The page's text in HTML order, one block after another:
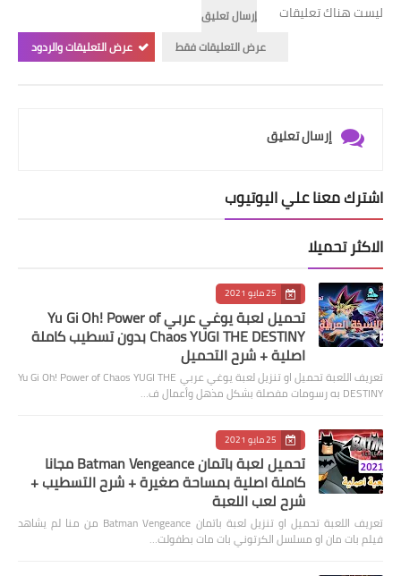
ليست هناك تعليقات
إرسال تعليق
عرض التعليقات فقط
عرض التعليقات والردود
إرسال تعليق
اشترك معنا علي اليوتيوب
الاكثر تحميلا
25 مايو 2021
تحميل لعبة يوغي عربي Yu Gi Oh! Power of
Chaos YUGI THE DESTINY بدون تسطيب كاملة
اصلية + شرح التحميل
تعريف اللعبة تحميل او تنزيل لعبة يوغي عربي Yu Gi Oh! Power of Chaos YUGI THE
DESTINY به رسومات مفصلة بشكل مذهل وأعمال ف…
25 مايو 2021
تحميل لعبة باتمان Batman Vengeance مجانا
كاملة اصلية بمساحة صغيرة + شرح التسطيب +
شرح لعب اللعبة
تعريف اللعبة تحميل او تنزيل لعبة باتمان Batman Vengeance من منا لم يشاهد
فيلم بات مان او مسلسل الكرتوني بات مات بطفولت…